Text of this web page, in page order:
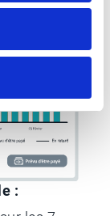
: